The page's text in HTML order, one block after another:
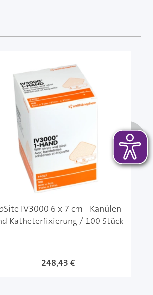
IV3000 6 x 7 cm - Kanülen-
Katheterfixierung / 100 Stück
248,43 €